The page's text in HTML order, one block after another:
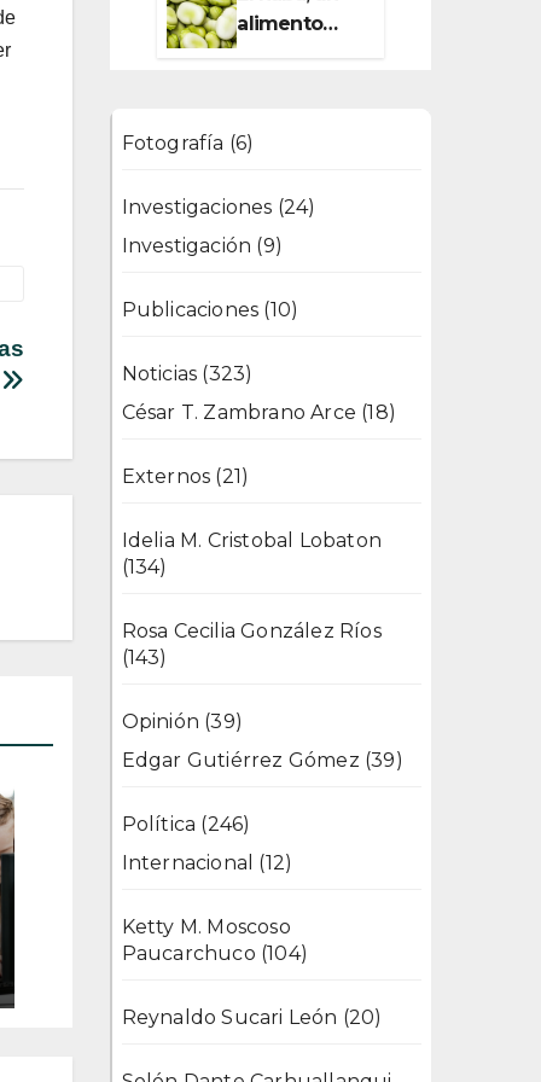
alimento
Fotografía (6)
Investigaciones (24)
Investigación (9)
Publicaciones (10)
Noticias (323)
César T. Zambrano Arce (18)
Externos (21)
Idelia M. Cristobal Lobaton
(134)
Rosa Cecilia González Ríos
(143)
Opinión (39)
Edgar Gutiérrez Gómez (39)
Política (246)
Internacional (12)
Ketty M. Moscoso
Paucarchuco (104)
Reynaldo Sucari León (20)